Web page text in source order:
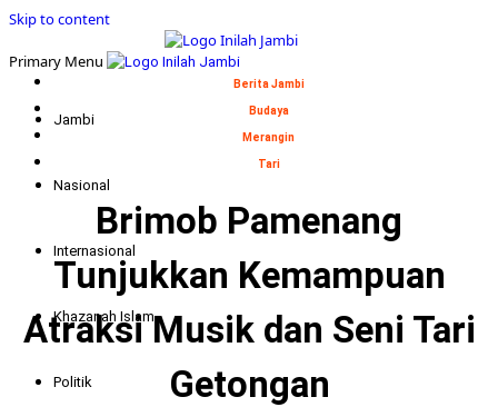
Skip to content
Primary Menu
Jambi
Nasional
Internasional
Khazanah Islam
Politik
Berita Jambi
Budaya
Merangin
Tari
Brimob Pamenang
Tunjukkan Kemampuan
Atraksi Musik dan Seni Tari
Getongan